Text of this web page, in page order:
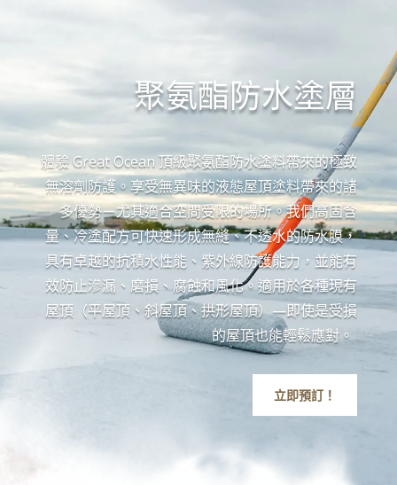
聚氨酯防水塗層
體驗 Great Ocean 頂級聚氨酯防水塗料帶來的極致
無溶劑防護。享受無異味的液態屋頂塗料帶來的諸
多優勢－尤其適合空間受限的場所。我們高固含
量、冷塗配方可快速形成無縫、不透水的防水膜，
具有卓越的抗積水性能、紫外線防護能力，並能有
效防止滲漏、磨損、腐蝕和風化。適用於各種現有
屋頂（平屋頂、斜屋頂、拱形屋頂）—即使是受損
的屋頂也能輕鬆應對。
立即預訂！